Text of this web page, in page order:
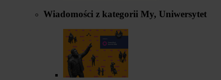
Wiadomości z kategorii My, Uniwersytet